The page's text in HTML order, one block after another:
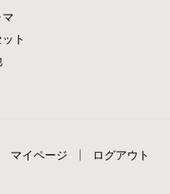
ト
マイページ ログアウト